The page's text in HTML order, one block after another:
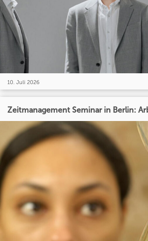
10. Juli 2026
Zeitmanagement Seminar in Berlin: